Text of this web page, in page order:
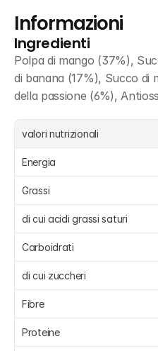
Informazioni
Ingredienti
Polpa di mango (37%),
di banana (17%), Succo di
della passione (6%),
valori nutrizionali
Energia
Grassi
di cui acidi grassi saturi
Carboidrati
di cui zuccheri
Fibre
Proteine